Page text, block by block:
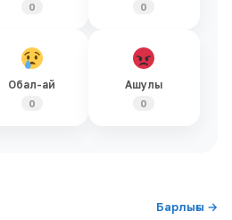
0 0
Обал-ай
0
Ашулы
0
Барлығы →